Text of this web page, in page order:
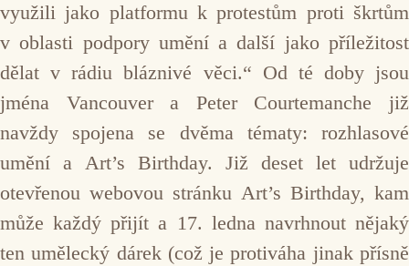
využili jako platformu k protestům proti škrtům
v oblasti podpory umění a další jako příležitost
dělat v rádiu bláznivé věci.“ Od té doby jsou
jména Vancouver a Peter Courtemanche již
navždy spojena se dvěma tématy: rozhlasové
umění a Art’s Birthday. Již deset let udržuje
otevřenou webovou stránku Art’s Birthday, kam
může každý přijít a 17. ledna navrhnout nějaký
ten umělecký dárek (což je protiváha jinak přísně